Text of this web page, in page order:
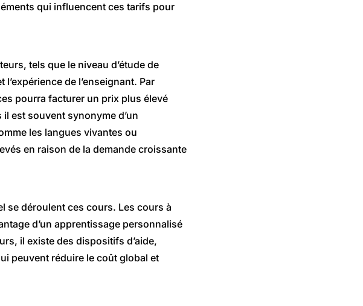
qui influencent ces tarifs pour
tels que le niveau d’étude de
de l’enseignant. Par
pourra facturer un prix plus élevé
il est souvent synonyme d’un
les langues vivantes ou
en raison de la demande croissante
se déroulent ces cours. Les cours à
d’un apprentissage personnalisé
il existe des dispositifs d’aide,
peuvent réduire le coût global et